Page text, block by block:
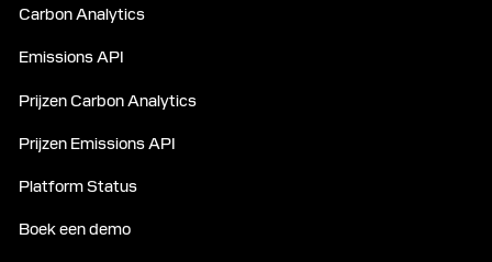
Carbon Analytics
Emissions API
Prijzen Carbon Analytics
Prijzen Emissions API
Platform Status
Boek een demo